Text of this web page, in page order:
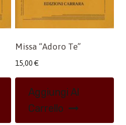
Missa “Adoro Te”
15,00 €
Aggiungi Al
Carrello